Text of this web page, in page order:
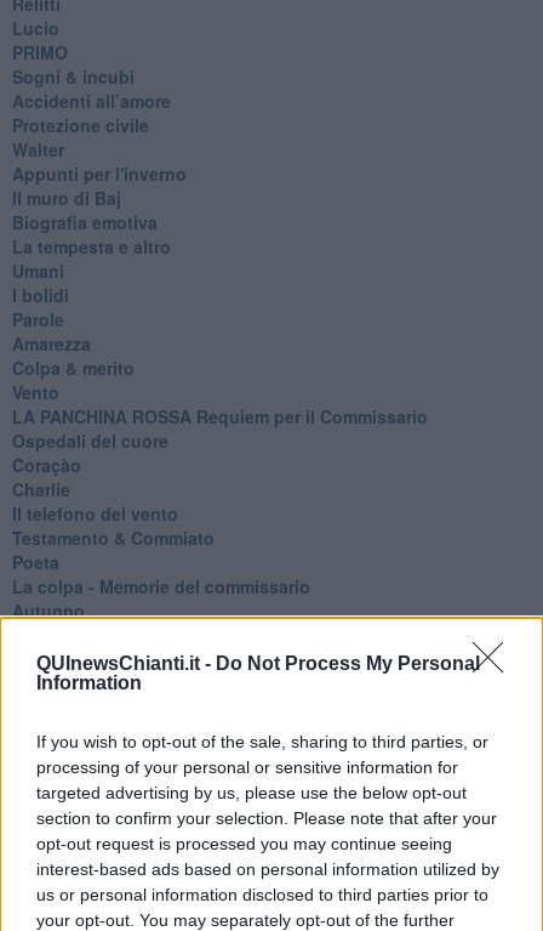
QUInewsChianti.it - Do Not Process My Personal
Information
If you wish to opt-out of the sale, sharing to third parties, or
processing of your personal or sensitive information for
targeted advertising by us, please use the below opt-out
section to confirm your selection. Please note that after your
opt-out request is processed you may continue seeing
interest-based ads based on personal information utilized by
us or personal information disclosed to third parties prior to
your opt-out. You may separately opt-out of the further
Lucio
PRIMO
Sogni & incubi
Accidenti all’amore
Protezione civile
Walter
Appunti per l'inverno
Il muro di Baj
Biografia emotiva
La tempesta e altro
Umani
I bolidi
Parole
Amarezza
Colpa & merito
Vento
​LA PANCHINA ROSSA Requiem per il Commissario
Ospedali del cuore
Coraçào
Charlie
Il telefono del vento
Testamento & Commiato
Poeta
​La colpa - Memorie del commissario
Autunno
Somnium
Fly me to the moon
O sonho de um prisioneiro
Memòrias
Sto qui
Scrivi
Bestiario
Pillole
Veglia
​“D” come delitto